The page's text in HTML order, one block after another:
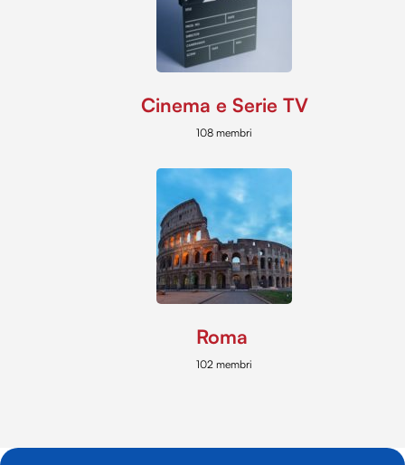
Cinema e Serie TV
108 membri
Roma
102 membri